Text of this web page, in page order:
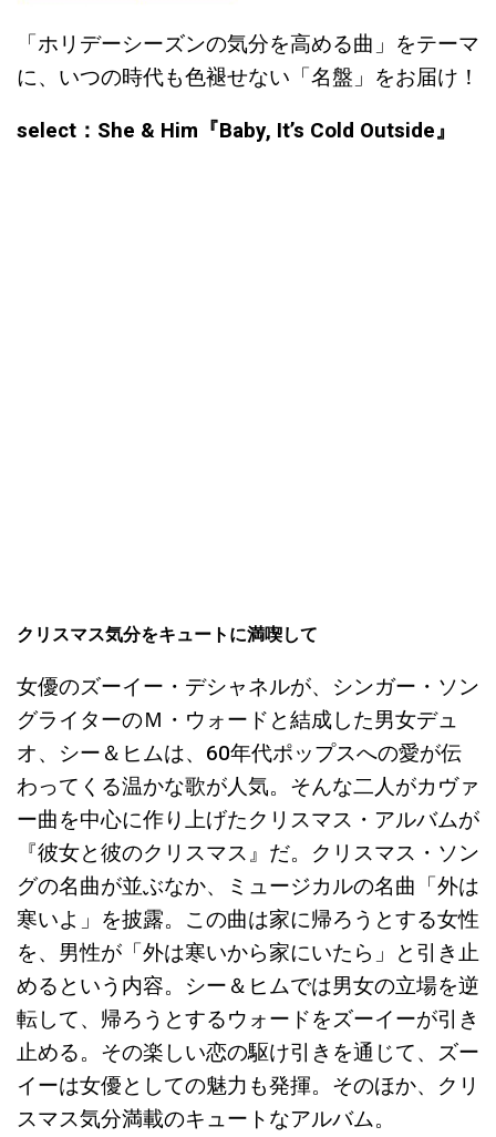
「ホリデーシーズンの気分を高める曲」をテーマ
に、いつの時代も色褪せない「名盤」をお届け！
select：She & Him『Baby, It’s Cold Outside』
クリスマス気分をキュートに満喫して
女優のズーイー・デシャネルが、シンガー・ソン
グライターのＭ・ウォードと結成した男女デュ
オ、シー＆ヒムは、60年代ポップスへの愛が伝
わってくる温かな歌が人気。そんな二人がカヴァ
ー曲を中心に作り上げたクリスマス・アルバムが
『彼女と彼のクリスマス』だ。クリスマス・ソン
グの名曲が並ぶなか、ミュージカルの名曲「外は
寒いよ」を披露。この曲は家に帰ろうとする女性
を、男性が「外は寒いから家にいたら」と引き止
めるという内容。シー＆ヒムでは男女の立場を逆
転して、帰ろうとするウォードをズーイーが引き
止める。その楽しい恋の駆け引きを通じて、ズー
イーは女優としての魅力も発揮。そのほか、クリ
スマス気分満載のキュートなアルバム。